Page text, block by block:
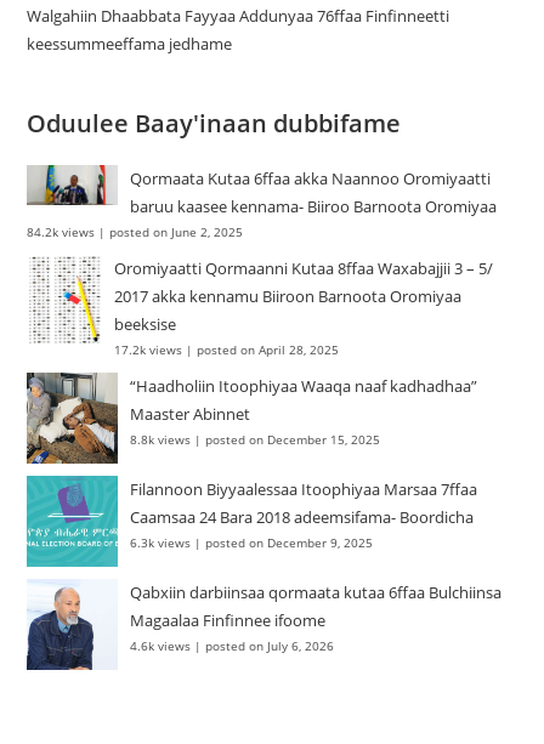
Walgahiin Dhaabbata Fayyaa Addunyaa 76ffaa Finfinneetti
keessummeeffama jedhame
Oduulee Baay'inaan dubbifame
Qormaata Kutaa 6ffaa akka Naannoo Oromiyaatti
baruu kaasee kennama- Biiroo Barnoota Oromiyaa
84.2k views |posted on June 2, 2025
Oromiyaatti Qormaanni Kutaa 8ffaa Waxabajjii 3 – 5/
2017 akka kennamu Biiroon Barnoota Oromiyaa
beeksise
17.2k views |posted on April 28, 2025
“Haadholiin Itoophiyaa Waaqa naaf kadhadhaa”
Maaster Abinnet
8.8k views |posted on December 15, 2025
Filannoon Biyyaalessaa Itoophiyaa Marsaa 7ffaa
Caamsaa 24 Bara 2018 adeemsifama- Boordicha
6.3k views |posted on December 9, 2025
Qabxiin darbiinsaa qormaata kutaa 6ffaa Bulchiinsa
Magaalaa Finfinnee ifoome
4.6k views |posted on July 6, 2026